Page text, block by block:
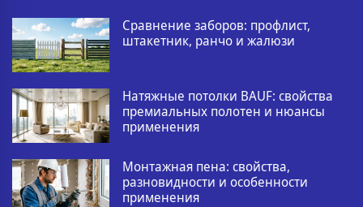
Сравнение заборов: профлист,
штакетник, ранчо и жалюзи
Натяжные потолки BAUF: свойства
премиальных полотен и нюансы
применения
Монтажная пена: свойства,
разновидности и особенности
применения